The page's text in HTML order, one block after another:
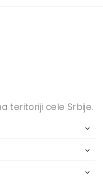
teritoriji cele Srbije.